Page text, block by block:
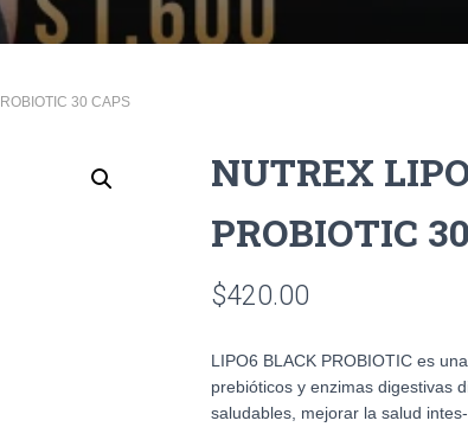
30 CAPS
NUTREX
PROBIOTIC
$420.00
LIPO6 BLACK PROBIOTIC es
prebióticos y enzimas digestivas
saludables, mejorar la salud